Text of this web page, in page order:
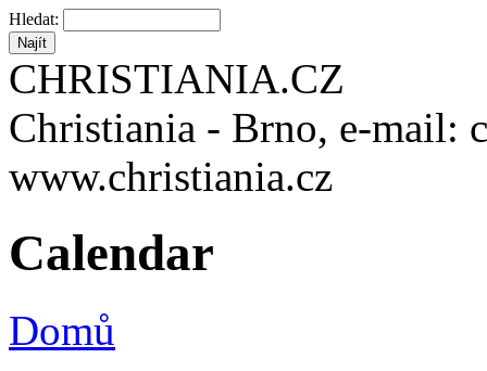
Hledat:
CHRISTIANIA.CZ
Christiania - Brno, e-mail:
www.christiania.cz
Calendar
Domů